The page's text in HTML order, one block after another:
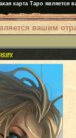
карта Таро является
вашим